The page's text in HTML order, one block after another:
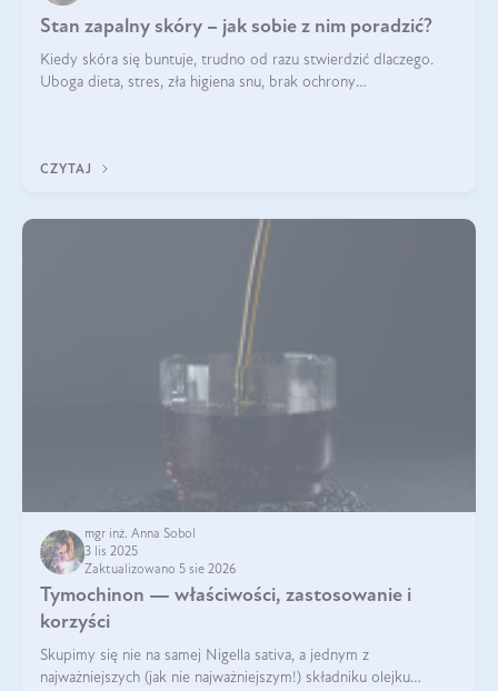
Stan zapalny skóry – jak sobie z nim poradzić?
Kiedy skóra się buntuje, trudno od razu stwierdzić dlaczego.
Uboga dieta, stres, zła higiena snu, brak ochrony
CZYTAJ
mgr inż. Anna Sobol
3 lis 2025
Zaktualizowano 5 sie 2026
Tymochinon — właściwości, zastosowanie i
korzyści
Skupimy się nie na samej Nigella sativa, a jednym z
najważniejszych (jak nie najważniejszym!) składniku olejku